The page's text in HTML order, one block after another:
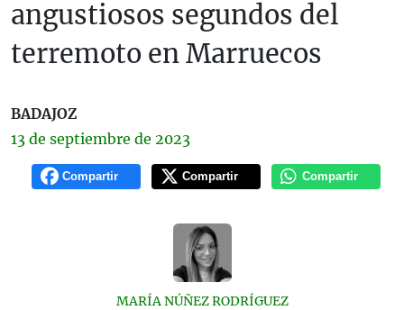
angustiosos segundos del
terremoto en Marruecos
BADAJOZ
13 de septiembre de 2023
Compartir Compartir Compartir
MARÍA NÚÑEZ RODRÍGUEZ